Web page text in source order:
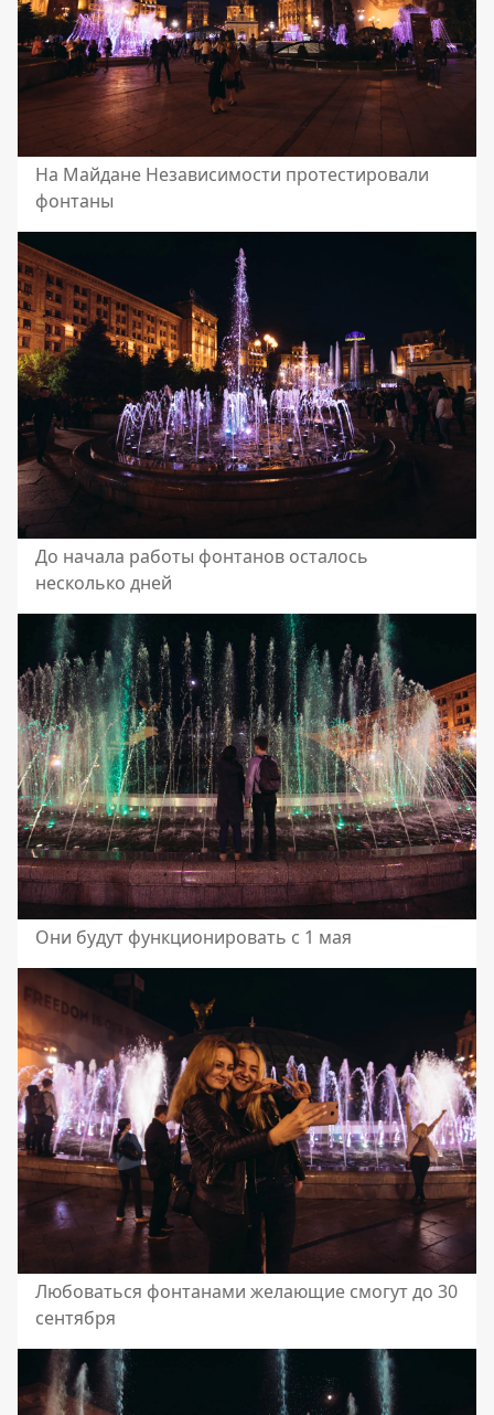
На Майдане Независимости протестировали
фонтаны
До начала работы фонтанов осталось
несколько дней
Они будут функционировать с 1 мая
Любоваться фонтанами желающие смогут до 30
сентября